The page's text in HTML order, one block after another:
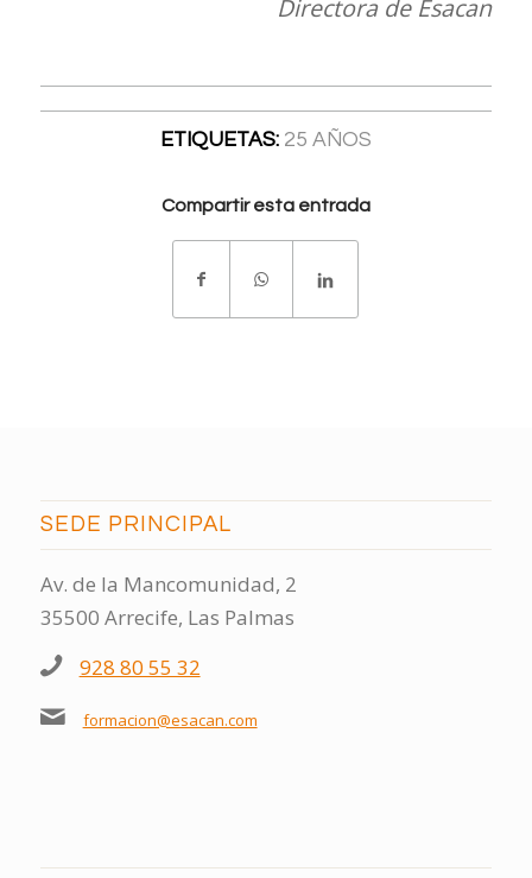
Directora de Esacan
ETIQUETAS: 25 AÑOS
Compartir esta entrada
SEDE PRINCIPAL
Av. de la Mancomunidad, 2
35500 Arrecife, Las Palmas
928 80 55 32
formacion@esacan.com